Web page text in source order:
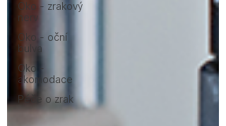
Oko - zrakový
nerv
Oko - oční
bulva
Oko -
akomodace
Péče o zrak